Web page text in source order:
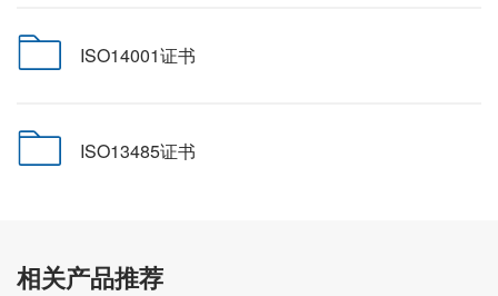
ISO14001证书
ISO13485证书
相关产品推荐